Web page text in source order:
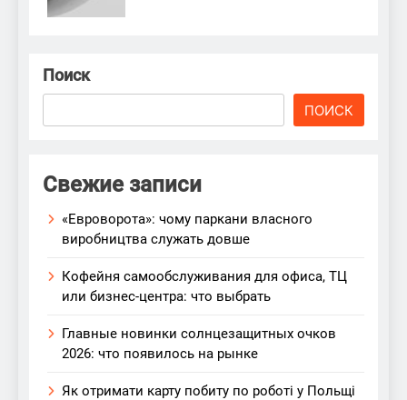
Поиск
ПОИСК
Свежие записи
«Евроворота»: чому паркани власного
виробництва служать довше
Кофейня самообслуживания для офиса, ТЦ
или бизнес-центра: что выбрать
Главные новинки солнцезащитных очков
2026: что появилось на рынке
Як отримати карту побиту по роботі у Польщі